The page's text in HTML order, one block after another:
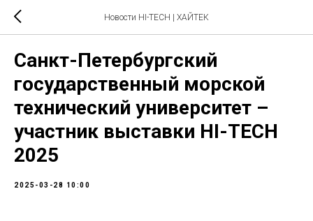
Новости HI-TECH | ХАЙТЕК
Санкт-Петербургский
государственный морской
технический университет –
участник выставки HI-TECH
2025
2025-03-28 10:00